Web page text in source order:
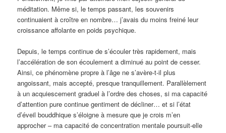
méditation. Même si, le temps passant, les souvenirs
continuaient à croître en nombre… j’avais du moins freiné leur
croissance affolante en poids psychique.
Depuis, le temps continue de s’écouler très rapidement, mais
l’accélération de son écoulement a diminué au point de cesser.
Ainsi, ce phénomène propre à l’âge ne s’avère-t-il plus
angoissant, mais accepté, presque tranquillement. Parallèlement
à un acquiescement graduel à l’ordre des choses, si ma capacité
d’attention pure continue gentiment de décliner… et si l’état
d’éveil bouddhique s’éloigne à mesure que je crois m’en
approcher – ma capacité de concentration mentale poursuit-elle